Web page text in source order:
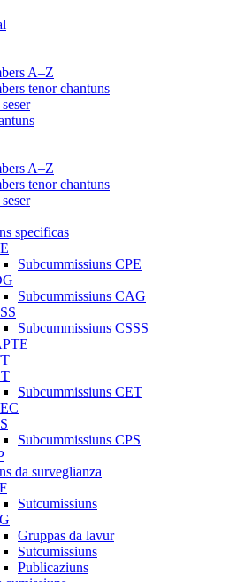
A–Z
tenor chantuns
A–Z
tenor chantuns
specificas
Subcummissiuns CPE
Subcummissiuns CAG
Subcummissiuns CSSS
Subcummissiuns CET
Subcummissiuns CPS
da surveglianza
Sutcumissiuns
Gruppas da lavur
Sutcumissiuns
Publicaziuns